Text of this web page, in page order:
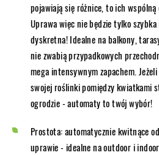
pojawiają się różnice, to ich
Uprawa więc nie będzie tylko
dyskretna! Idealne na balkony,
nie zwabią przypadkowych
mega intensywnym zapachem.
swojej roślinki pomiędzy kwiatkami
ogrodzie - automaty to twój wybór!
Prostota: automatycznie kwitnące
uprawie - idealne na outdoor i